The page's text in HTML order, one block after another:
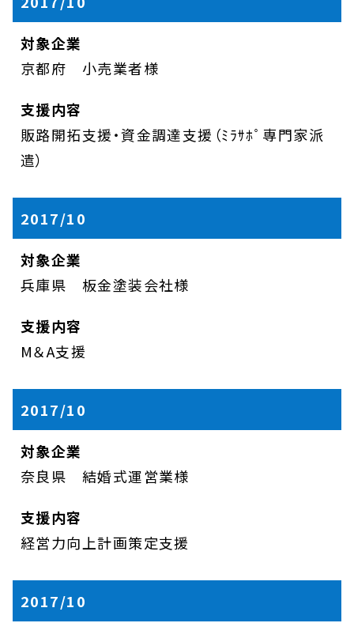
京都府 小売業者様
販路開拓支援・資金調達支援（ﾐﾗｻﾎﾟ専門家派
遣）
2017/10
兵庫県 板金塗装会社様
M＆A支援
2017/10
奈良県 結婚式運営業様
経営力向上計画策定支援
2017/10